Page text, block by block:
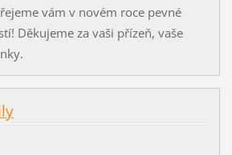
vám v novém roce pevné
Děkujeme za vaši přízeň, vaše